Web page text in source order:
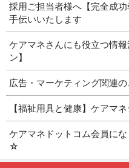
採用ご担当者様へ【完全成
手伝いいたします
ケアマネさんにも役立つ情
ン】
広告・マーケティング関連
【福祉用具と健康】ケアマ
ケアマネドットコム会員に
☆